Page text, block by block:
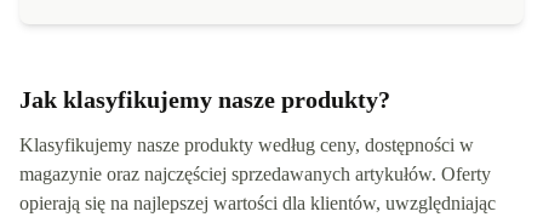
Jak klasyfikujemy nasze produkty?
Klasyfikujemy nasze produkty według ceny, dostępności w
magazynie oraz najczęściej sprzedawanych artykułów. Oferty
opierają się na najlepszej wartości dla klientów, uwzględniając